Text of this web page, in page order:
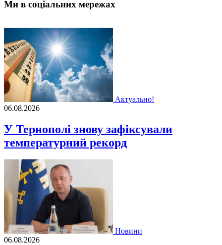
Ми в соціальних мережах
Актуально!
06.08.2026
У Тернополі знову зафіксували
температурний рекорд
Новини
06.08.2026